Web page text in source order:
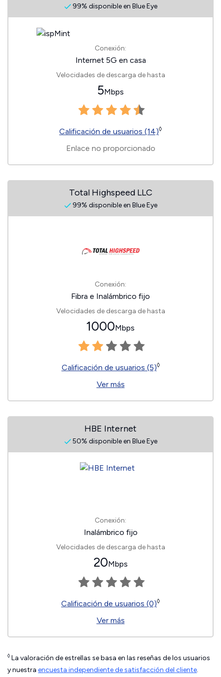
99% disponible en Blue Eye
Conexión:
Internet 5G en casa
Velocidades de descarga de hasta
5Mbps
Calificación de usuarios (14)◊
Enlace no proporcionado
Total Highspeed LLC
99% disponible en Blue Eye
Conexión:
Fibra e Inalámbrico fijo
Velocidades de descarga de hasta
1000Mbps
Calificación de usuarios (5)◊
Ver más
HBE Internet
50% disponible en Blue Eye
Conexión:
Inalámbrico fijo
Velocidades de descarga de hasta
20Mbps
Calificación de usuarios (0)◊
Ver más
◊ La valoración de estrellas se basa en las reseñas de los usuarios
y nuestra encuesta independiente de satisfacción del cliente.